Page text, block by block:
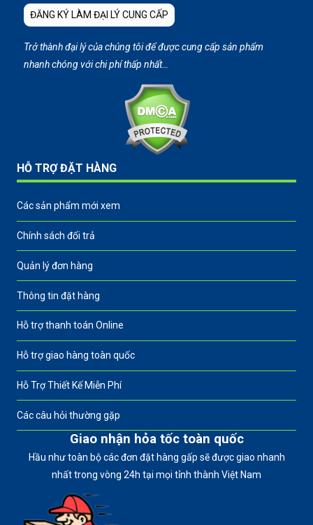
ĐĂNG KÝ LÀM ĐẠI LÝ CUNG CẤP
Trở thành đại lý của chúng tôi để được cung cấp sản phẩm
nhanh chóng với chi phí thấp nhất…
HỖ TRỢ ĐẶT HÀNG
Các sản phẩm mới xem
Chính sách đổi trả
Quản lý đơn hàng
Thông tin đặt hàng
Hỗ trợ thanh toán Online
Hỗ trợ giao hàng toàn quốc
Hỗ Trợ Thiết Kế Miễn Phí
Các câu hỏi thường gặp
Giao nhận hỏa tốc toàn quốc
Hầu như toàn bộ các đơn đặt hàng gấp sẽ được giao nhanh
nhất trong vòng 24h tại mọi tỉnh thành Việt Nam